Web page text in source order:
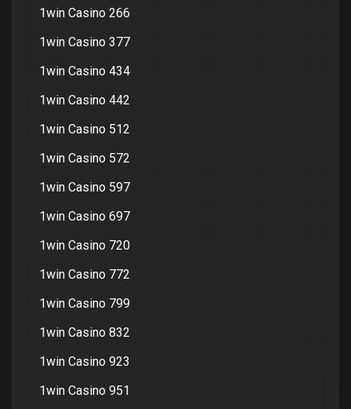
1win Casino 266
1win Casino 377
1win Casino 434
1win Casino 442
1win Casino 512
1win Casino 572
1win Casino 597
1win Casino 697
1win Casino 720
1win Casino 772
1win Casino 799
1win Casino 832
1win Casino 923
1win Casino 951